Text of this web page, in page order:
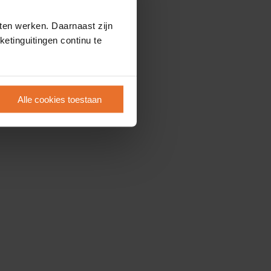
werken. Daarnaast zijn
continu te
Alle cookies toestaan